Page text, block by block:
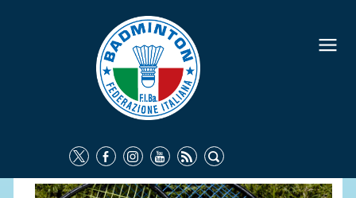
FEDERAZIONE
IDENTITÀ
COMMISSIONI FEDERALI
ORGANI TERRITORIALI